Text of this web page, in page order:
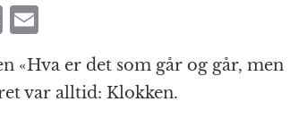
P
n
t
ai
l
«Hva er det som går og går, men
var alltid: Klokken.